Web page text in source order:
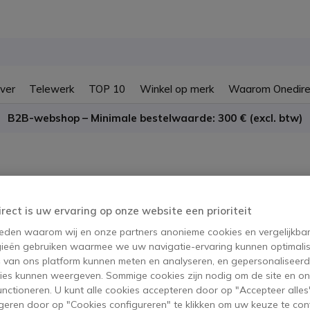
Telewerk TOP 10 Winkel op merk Waarom
B2B-webshop – Minimale bestelwaarde: 300 € (excl. btw)
Welkom in het 5G-tijdperk. Met een sterkere
voor meer verbonden apparaten dan ooit tevoren! Het is nu
is uw ervaring op onze website een prioriteit
waarom wij en onze partners anonieme cookies en
gebruiken waarmee we uw navigatie-ervaring kunnen
ons platform kunnen meten en analyseren, en
kunnen weergeven. Sommige cookies zijn nodig om de site en
U kunt alle cookies accepteren door op "Accepteer
door op "Cookies configureren" te klikken om uw keuze te